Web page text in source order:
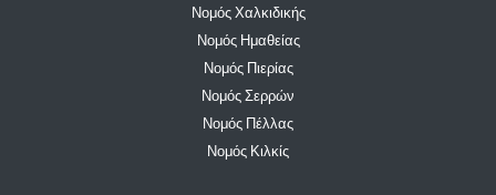
Νομός Χαλκιδικής
Νομός Ημαθείας
Νομός Πιερίας
Νομός Σερρών
Νομός Πέλλας
Νομός Κιλκίς